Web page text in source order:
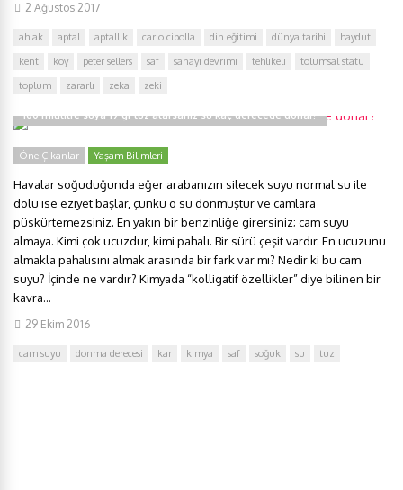
2 Ağustos 2017
ahlak aptal aptallık carlo cipolla din eğitimi dünya tarihi
haydut
kent
köy peter sellers saf sanayi devrimi tehlikeli
tolumsal statü
toplum
zararlı zeka zeki
100 mililitre suya 19 gr tuz atarsanız su kaç derecede donar?
Öne Çıkanlar Yaşam Bilimleri
Havalar soğuduğunda eğer arabanızın silecek suyu normal su ile
dolu ise eziyet başlar, çünkü o su donmuştur ve camlara
püskürtemezsiniz. En yakın bir benzinliğe girersiniz; cam suyu
almaya. Kimi çok ucuzdur, kimi pahalı. Bir sürü çeşit vardır. En ucuzunu
almakla pahalısını almak arasında bir fark var mı? Nedir ki bu cam
suyu? İçinde ne vardır? Kimyada “kolligatif özellikler” diye bilinen bir
kavra...
29 Ekim 2016
cam suyu donma derecesi kar kimya saf soğuk su tuz